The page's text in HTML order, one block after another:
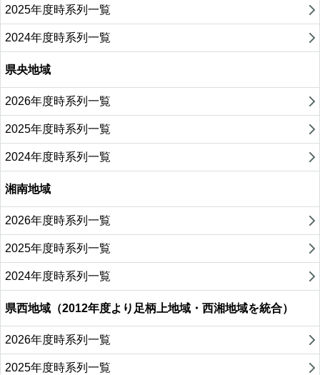
2025年度時系列一覧
2024年度時系列一覧
県央地域
2026年度時系列一覧
2025年度時系列一覧
2024年度時系列一覧
湘南地域
2026年度時系列一覧
2025年度時系列一覧
2024年度時系列一覧
県西地域（2012年度より足柄上地域・西湘地域を統合）
2026年度時系列一覧
2025年度時系列一覧